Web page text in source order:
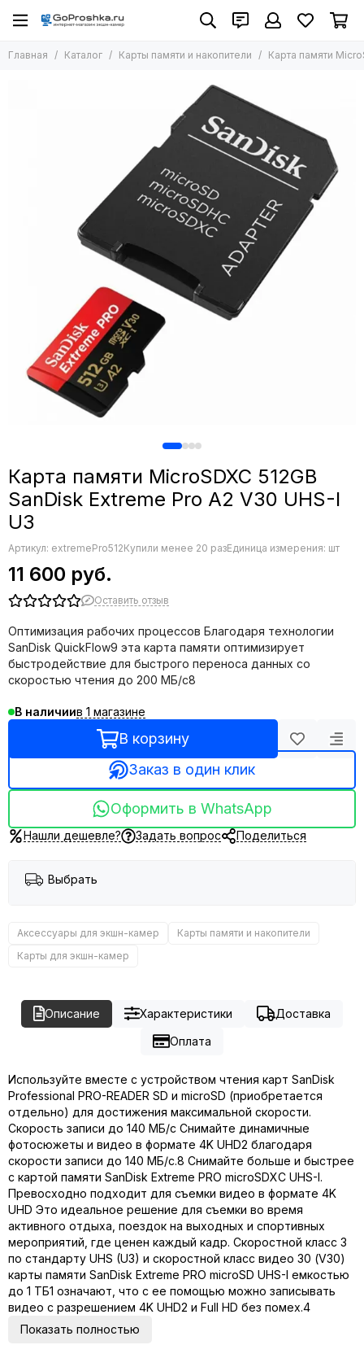
Карты памяти и накопители
Внешние жесткие диски SSD
Главная Каталог Карты памяти и накопители Карта памяти
Карта памяти MicroSDXC 512GB
SanDisk Extreme Pro A2 V30 UHS-I
U3
Артикул: extremePro512Купили менее 20 разЕдиница измерения: шт
11 600 руб.
Оставить отзыв
Оптимизация рабочих процессов Благодаря технологии
SanDisk QuickFlow9 эта карта памяти оптимизирует
быстродействие для быстрого переноса данных со
скоростью чтения до 200 МБ/с8
В наличиив 1 магазине
В корзину
Заказ в один клик
Оформить в WhatsApp
Нашли дешевле? Задать вопрос Поделиться
Выбрать
Аксессуары для экшн-камер
Карты памяти и накопители
Карты для экшн-камер
Описание Характеристики
Доставка
Оплата
Используйте вместе с устройством чтения карт SanDisk
Professional PRO-READER SD и microSD (приобретается
отдельно) для достижения максимальной скорости.
Скорость записи до 140 МБ/с Снимайте динамичные
фотосюжеты и видео в формате 4K UHD2 благодаря
скорости записи до 140 МБ/с.8 Снимайте больше и быстрее
с картой памяти SanDisk Extreme PRO microSDXC UHS-I.
Превосходно подходит для съемки видео в формате 4K
UHD Это идеальное решение для съемки во время
активного отдыха, поездок на выходных и спортивных
мероприятий, где ценен каждый кадр. Скоростной класс 3
по стандарту UHS (U3) и скоростной класс видео 30 (V30)
карты памяти SanDisk Extreme PRO microSD UHS-I емкостью
до 1 ТБ1 означают, что с ее помощью можно записывать
видео с разрешением 4K UHD2 и Full HD без помех.4
Показать полностью